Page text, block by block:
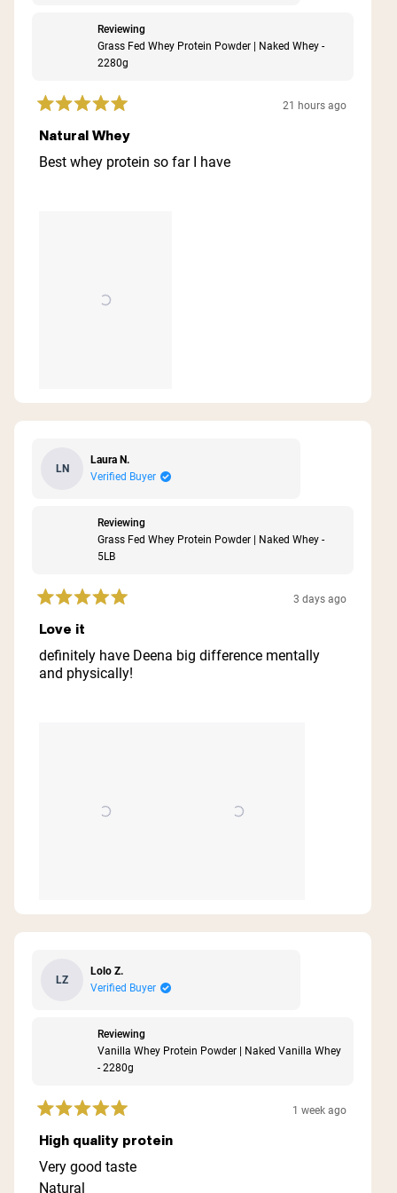
Reviewing
Grass Fed Whey Protein Powder | Naked Whey -
2280g
Rated
5
out
of
21 hours ago
Natural Whey
Best whey protein so far I have
LN
Laura N.
Verified Buyer
Reviewing
Grass Fed Whey Protein Powder | Naked Whey -
5LB
Rated
5
out
of
5
stars
3 days ago
Love it
definitely have Deena big difference mentally
and physically!
LZ
Lolo Z.
Verified Buyer
Reviewing
Vanilla Whey Protein Powder | Naked Vanilla Whey
- 2280g
Rated
5
out
of
5
1 week ago
High quality protein
Very good taste
Natural